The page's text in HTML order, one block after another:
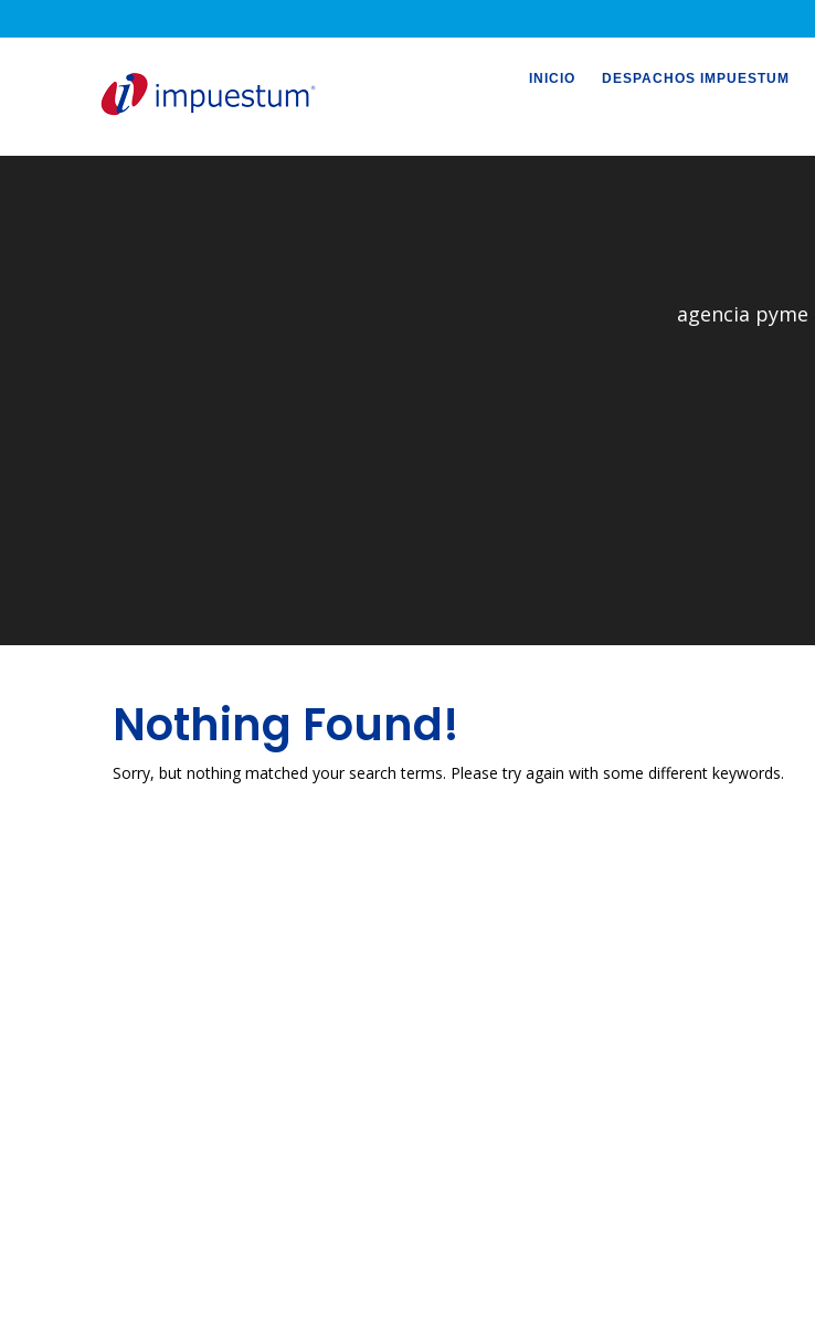
INICIO DESPACHOS IMPUESTUM
agencia pyme
Nothing Found!
Sorry, but nothing matched your search terms. Please try again with some different keywords.